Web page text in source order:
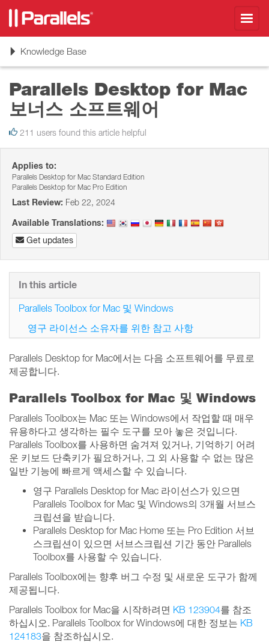
ToggleKnowledge Base
Parallels Desktop for Mac
보너스 소프트웨어
211 users found this article helpful
Applies to:
Parallels Desktop for Mac Standard Edition
Parallels Desktop for Mac Pro Edition
Last Review: Feb 22, 2024
Available Translations:
Get updates
Parallels Desktop for Mac에서는 다음 소프트웨어를 무료로
제공합니다.
Parallels Toolbox for Mac 및 Windows
Parallels Toolbox는 Mac 또는 Windows에서 작업할 때 매우
유용하다고 생각하는 필수 도구를 모아 놓은 것입니다.
Parallels Toolbox를 사용하면 숨겨져 있거나, 기억하기 어려
운 키보드 단축키가 필요하거나, 그 외 사용할 수 없는 많은
일반 기능에 빠르게 액세스할 수 있습니다.
영구 Parallels Desktop for Mac 라이선스가 있으면
Parallels Toolbox for Mac 및 Windows의 3개월 서브스
크립션을 받습니다.
Parallels Desktop for Mac Home 또는 Pro Edition 서브
스크립션이 있으면 서브스크립션 기간 동안 Parallels
Toolbox를 사용할 수 있습니다.
Parallels Toolbox에는 향후 버그 수정 및 새로운 도구가 함께
제공됩니다.
Parallels Toolbox for Mac을 시작하려면 KB 123904를 참조
하십시오. Parallels Toolbox for Windows에 대한 정보는 KB
124183을 참조하십시오.
In this article
Parallels Toolbox for Mac 및 Windows
영구 라이선스 소유자를 위한 참고 사항